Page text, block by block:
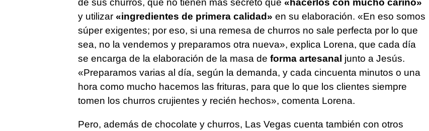
de sus churros, que no tienen más secreto que «hacerlos con mucho cariño»
y utilizar «ingredientes de primera calidad» en su elaboración. «En eso somos
súper exigentes; por eso, si una remesa de churros no sale perfecta por lo que
sea, no la vendemos y preparamos otra nueva», explica Lorena, que cada día
se encarga de la elaboración de la masa de forma artesanal junto a Jesús.
«Preparamos varias al día, según la demanda, y cada cincuenta minutos o una
hora como mucho hacemos las frituras, para que lo que los clientes siempre
tomen los churros crujientes y recién hechos», comenta Lorena.
Pero, además de chocolate y churros, Las Vegas cuenta también con otros